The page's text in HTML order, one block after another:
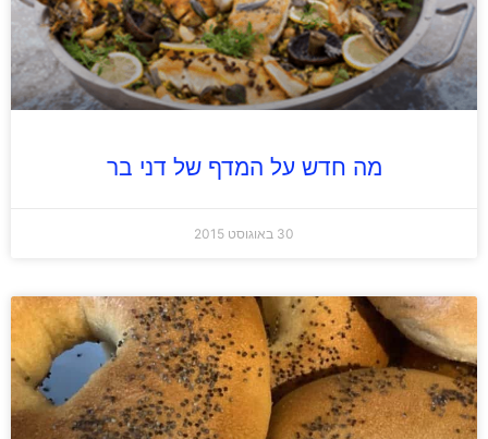
מה חדש על המדף של דני בר
30 באוגוסט 2015